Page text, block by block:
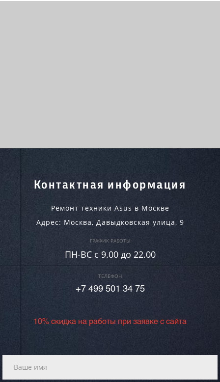
Контактная информация
Ремонт техники Asus в Москве
Адрес: Москва, Давыдковская улица, 9
ГРАФИК РАБОТЫ
ПН-ВC c 9.00 до 22.00
ТЕЛЕФОН
+7 499 501 34 75
10% скидка на работы при заявке с сайта